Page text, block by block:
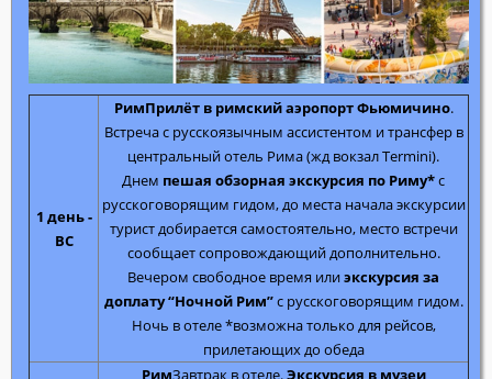
1 день -
ВС
РимПрилёт в римский аэропорт Фьюмичино.
Встреча с русскоязычным ассистентом и трансфер в
центральный отель Рима (жд вокзал Termini).
Днем пешая обзорная экскурсия по Риму*с
русскоговорящим гидом, до места начала экскурсии
турист добирается самостоятельно, место встречи
сообщает сопровождающий дополнительно.
Вечером свободное время илиэкскурсия за
доплату “Ночной Рим”с русскоговорящим гидом.
Ночь в отеле *возможна только для рейсов,
прилетающих до обеда
РимЗавтрак в отеле.Экскурсия в музеи